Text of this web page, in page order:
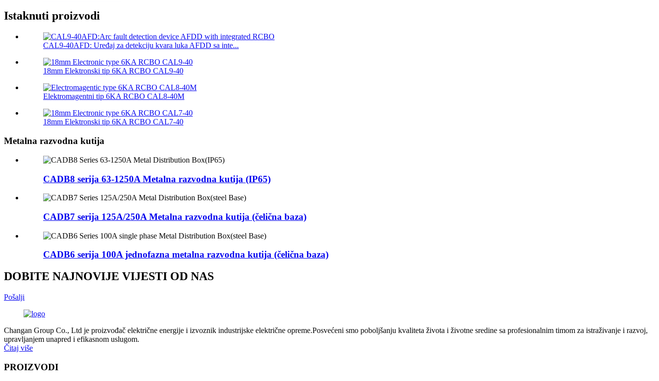
Istaknuti proizvodi
CAL9-40AFD: Uređaj za detekciju kvara luka AFDD sa inte...
18mm Elektronski tip 6KA RCBO CAL9-40
Elektromagentni tip 6KA RCBO CAL8-40M
18mm Elektronski tip 6KA RCBO CAL7-40
Metalna razvodna kutija
CADB8 serija 63-1250A Metalna razvodna kutija (IP65)
CADB7 serija 125A/250A Metalna razvodna kutija (čelična baza)
CADB6 serija 100A jednofazna metalna razvodna kutija (čelična baza)
DOBITE NAJNOVIJE VIJESTI OD NAS
Pošalji
Changan Group Co., Ltd je proizvođač električne energije i izvoznik industrijske električne opreme.Posvećeni smo poboljšanju kvaliteta života i životne sredine sa profesionalnim timom za istraživanje i razvoj,
upravljanjem unapred i efikasnom uslugom.
Čitaj više
PROIZVODI